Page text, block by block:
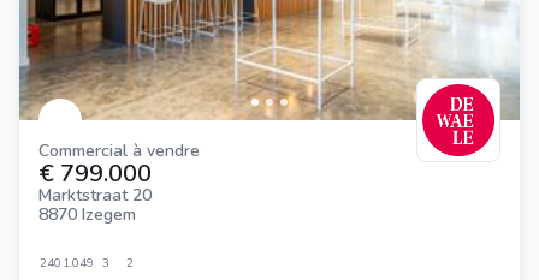
Commercial à vendre
€ 799.000
Marktstraat 20
8870 Izegem
240 1.049 3 2